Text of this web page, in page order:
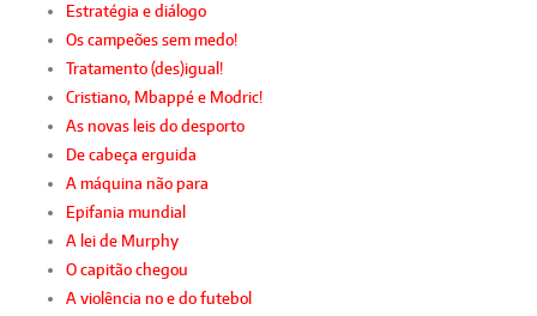
Estratégia e diálogo
Os campeões sem medo!
Tratamento (des)igual!
Cristiano, Mbappé e Modric!
As novas leis do desporto
De cabeça erguida
A máquina não para
Epifania mundial
A lei de Murphy
O capitão chegou
A violência no e do futebol